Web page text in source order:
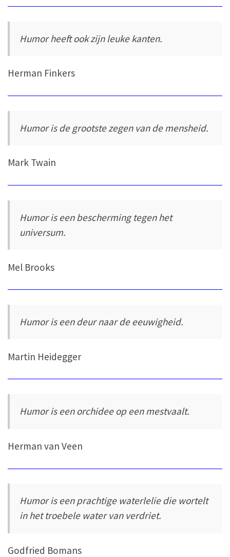
Humor heeft ook zijn leuke kanten.
Herman Finkers
Humor is de grootste zegen van de mensheid.
Mark Twain
Humor is een bescherming tegen het
universum.
Mel Brooks
Humor is een deur naar de eeuwigheid.
Martin Heidegger
Humor is een orchidee op een mestvaalt.
Herman van Veen
Humor is een prachtige waterlelie die wortelt
in het troebele water van verdriet.
Godfried Bomans